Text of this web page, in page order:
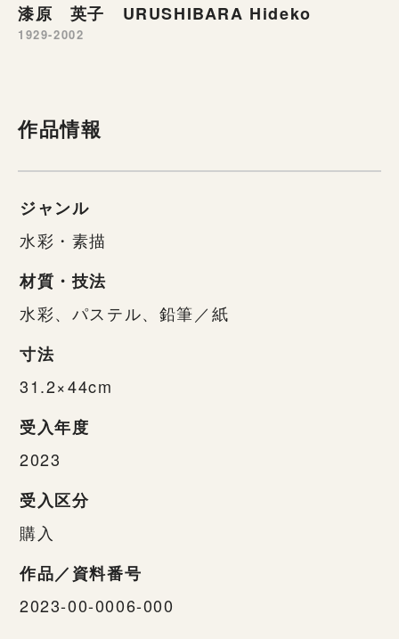
漆原 英子 URUSHIBARA Hideko
1929-2002
作品情報
ジャンル
水彩・素描
材質・技法
水彩、パステル、鉛筆／紙
寸法
31.2×44cm
受入年度
2023
受入区分
購入
作品／資料番号
2023-00-0006-000